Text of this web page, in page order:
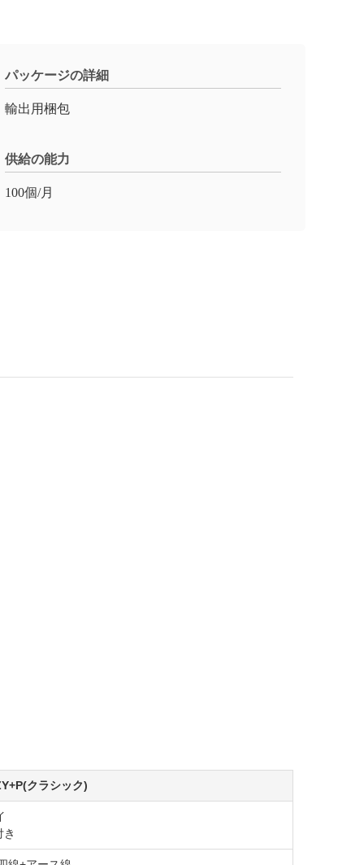
パッケージの詳細
輸出用梱包
供給の能力
100個/月
クラシック)
き